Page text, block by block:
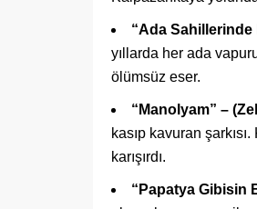
“Ada Sahillerinde
yıllarda her ada
ölümsüz eser.
“Manolyam” –
kasıp kavuran
karışırdı.
“Papatya Gibisin